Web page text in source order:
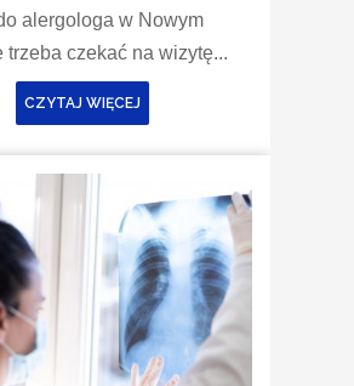
alergologa w Nowym
trzeba czekać na wizytę...
CZYTAJ WIĘCEJ